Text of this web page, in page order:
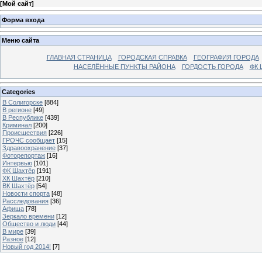
[Мой сайт]
Форма входа
Меню сайта
ГЛАВНАЯ СТРАНИЦА ГОРОДСКАЯ СПРАВКА
ГЕОГРАФИЯ ГОРОДА
НАСЕЛЁННЫЕ ПУНКТЫ РАЙОНА
ГОРДОСТЬ ГОРОДА ФК
Categories
В Солигорске [884]
В регионе [49]
В Республике [439]
Криминал [200]
Происшествия [226]
ГРОЧС сообщает [15]
Здравоохранение [37]
Фоторепортаж [16]
Интервью [101]
ФК Шахтёр [191]
ХК Шахтёр [210]
ВК Шахтёр [54]
Новости спорта [48]
Расследования [36]
Афиша [78]
Зеркало времени [12]
Общество и люди [44]
В мире [39]
Разное [12]
Новый год 2014! [7]